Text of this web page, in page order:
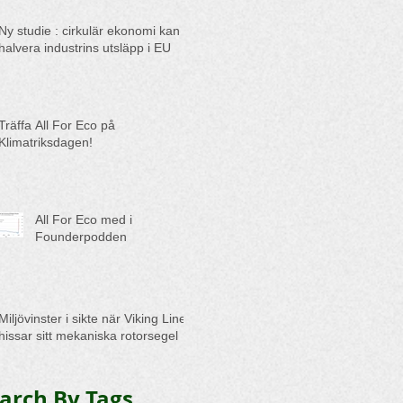
studie : cirkulär ekonomi kan
industrins utsläpp i EU
All For Eco på
All For Eco med i
Founderpodden
i sikte när Viking Line
sitt mekaniska rotorsegel